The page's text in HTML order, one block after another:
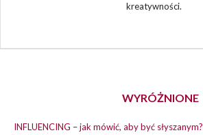
kreatywności.
WYRÓŻNIONE
INFLUENCING – jak mówić, aby być słyszanym?